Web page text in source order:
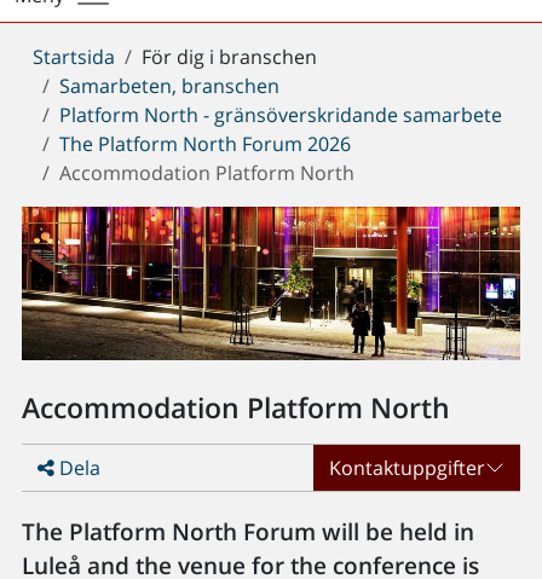
Du
är
här:
Startsida
För dig i branschen
Samarbeten, branschen
Platform North - gränsöverskridande samarbete
The Platform North Forum 2026
Accommodation Platform North
Accommodation Platform North
Dela Kontaktuppgifter
The Platform North Forum will be held in
Luleå and the venue for the conference is